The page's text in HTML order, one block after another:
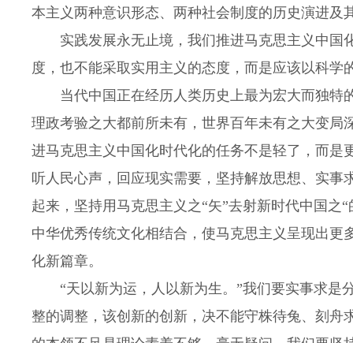
本主义两种意识形态、两种社会制度的历史演进及
实践发展永无止境，我们推进马克思主义中国
度，也不能采取实用主义的态度，而是应该以科
当代中国正在经历人类历史上最为宏大而独特
理政考验之大都前所未有，世界百年未有之大变
进马克思主义中国化时代化的任务不是轻了，而
听人民心声，回应现实需要，坚持解放思想、实
起来，坚持用马克思主义之“矢”去射新时代中国之
中华优秀传统文化相结合，使马克思主义呈现出
化新篇章。
“天以新为运，人以新为生。”我们要实事求是
整的调整，该创新的创新，决不能守株待兔、刻舟